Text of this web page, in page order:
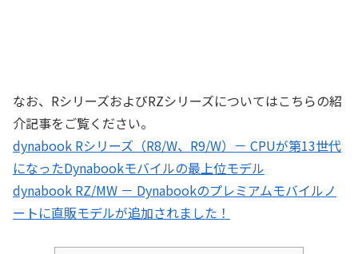
なお、RシリーズおよびRZシリーズについてはこちらの紹
介記事をご覧ください。
dynabook Rシリーズ（R8/W、R9/W）－ CPUが第13世代
になったDynabookモバイルの最上位モデル
dynabook RZ/MW － Dynabookのプレミアムモバイルノ
ートに直販モデルが追加されました！